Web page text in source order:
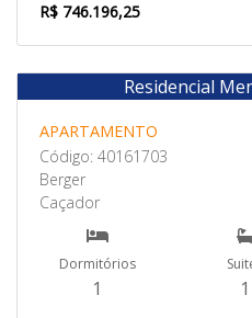
R$ 746.196,25
Residencial
APARTAMENTO
Código: 40161703
Berger
Caçador
Dormitórios
1 1